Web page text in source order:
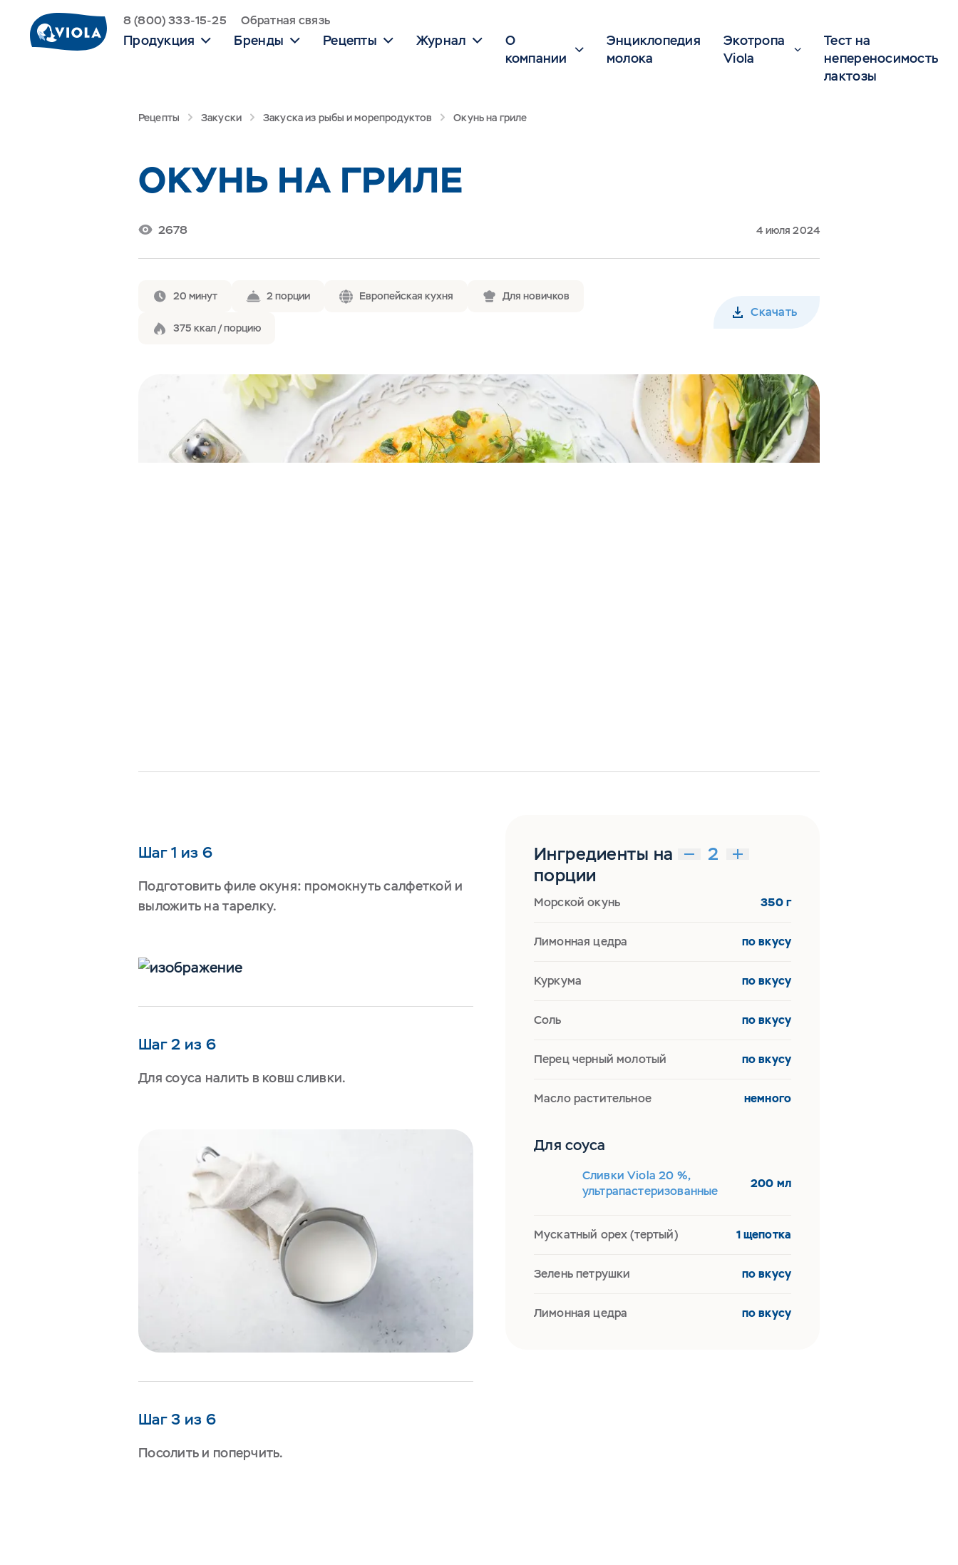
8 (800) 333-15-25 Обратная связь
Продукция Бренды Рецепты Журнал
О
компании
Энциклопедия
молока
Экотропа
Viola
Тест на
непереносимость
лактозы
Рецепты Закуски Закуска из рыбы и морепродуктов Окунь на гриле
ОКУНЬ НА ГРИЛЕ
2678 4 июля 2024
20 минут 2 порции Европейская кухня Для новичков
375 ккал / порцию
Скачать
Шаг 1 из 6
Подготовить филе окуня: промокнуть салфеткой и
выложить на тарелку.
Шаг 2 из 6
Для соуса налить в ковш сливки.
Шаг 3 из 6
Посолить и поперчить.
Ингредиенты на
порции
Морской окунь 350 г
Лимонная цедра по вкусу
Куркума по вкусу
Соль по вкусу
Перец черный молотый по вкусу
Масло растительное немного
Для соуса
Сливки Viola 20 %,
ультрапастеризованные
200 мл
Мускатный орех (тертый) 1 щепотка
Зелень петрушки по вкусу
Лимонная цедра по вкусу